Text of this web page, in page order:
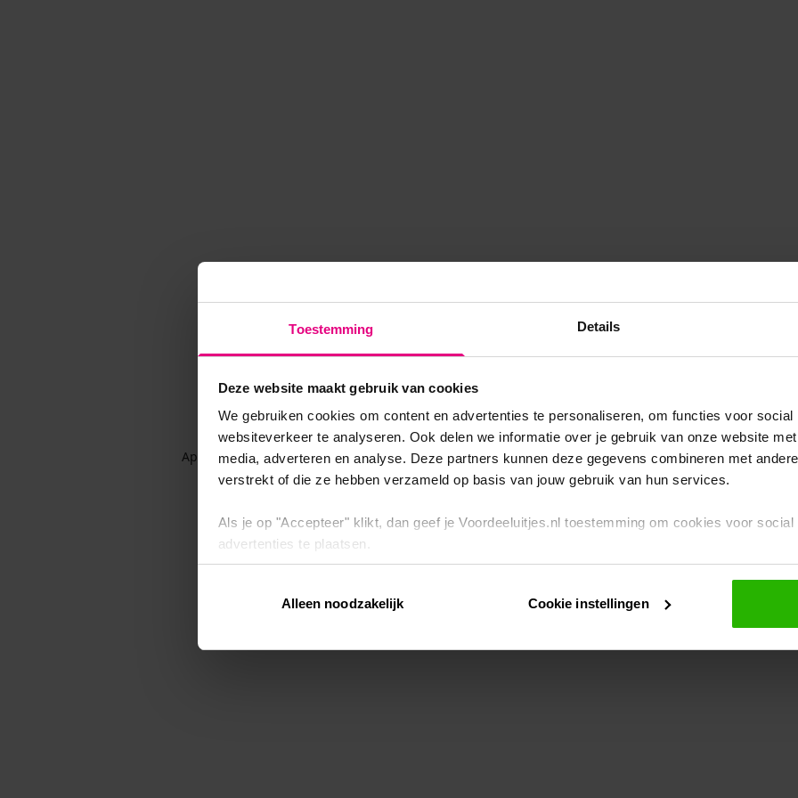
Toestemming Details
Deze website maakt gebruik van cookies
We gebruiken cookies om content en advertenties te personaliseren, om functies voor
websiteverkeer te analyseren. Ook delen we informatie over je gebruik van onze website
media, adverteren en analyse. Deze partners kunnen deze gegevens combineren met
verstrekt of die ze hebben verzameld op basis van jouw gebruik van hun services.
Als je op "Accepteer" klikt, dan geef je Voordeeluitjes.nl toestemming om cookies voor
advertenties te plaatsen.
Via "Cookie instellingen" kun je ook zelf instellen welke cookies worden geplaatst. Je kunt je
intrekken op onscookiebeleid.
Alleen noodzakelijk Cookie instellingen
Application error: a client-side exception has occurred while loadingwww.voordeeluitjes.nl (see the